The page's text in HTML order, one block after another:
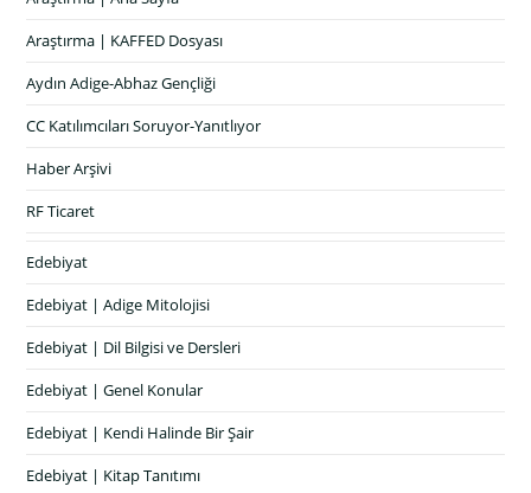
Araştırma | KAFFED Dosyası
Aydın Adige-Abhaz Gençliği
CC Katılımcıları Soruyor-Yanıtlıyor
Haber Arşivi
RF Ticaret
Edebiyat
Edebiyat | Adige Mitolojisi
Edebiyat | Dil Bilgisi ve Dersleri
Edebiyat | Genel Konular
Edebiyat | Kendi Halinde Bir Şair
Edebiyat | Kitap Tanıtımı